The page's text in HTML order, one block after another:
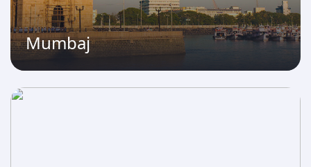
Mumbaj